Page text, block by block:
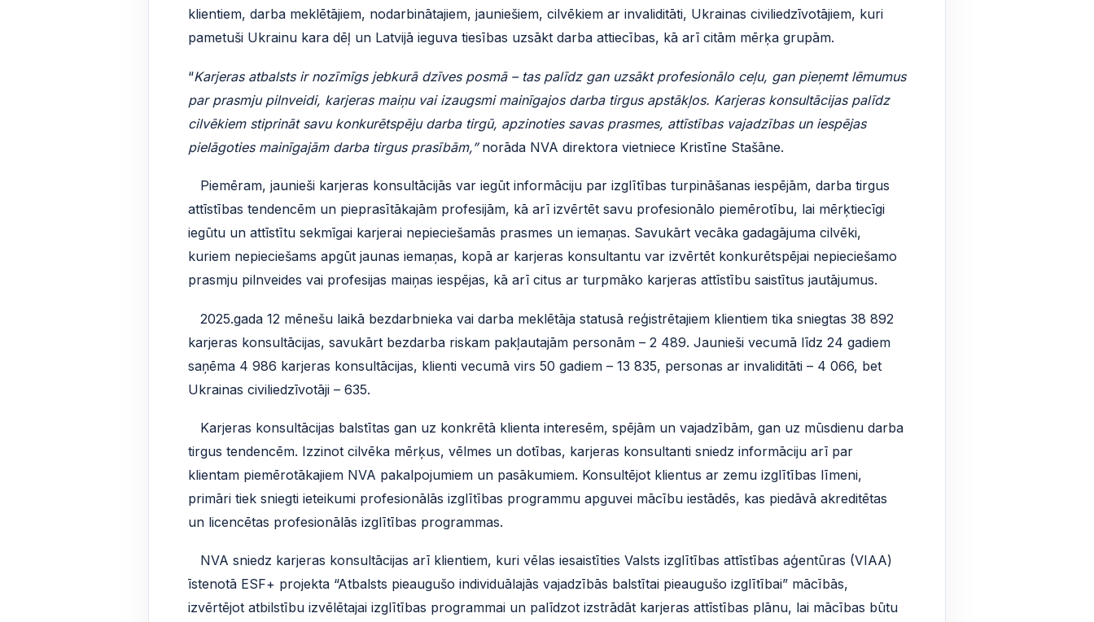
klientiem, darba meklētājiem, nodarbinātajiem, jauniešiem, cilvēkiem ar invaliditāti, Ukrainas civiliedzīvotājiem, kuri
pametuši Ukrainu kara dēļ un Latvijā ieguva tiesības uzsākt darba attiecības, kā arī citām mērķa grupām.
“Karjeras atbalsts ir nozīmīgs jebkurā dzīves posmā – tas palīdz gan uzsākt profesionālo ceļu, gan pieņemt lēmumus
par prasmju pilnveidi, karjeras maiņu vai izaugsmi mainīgajos darba tirgus apstākļos. Karjeras konsultācijas palīdz
cilvēkiem stiprināt savu konkurētspēju darba tirgū, apzinoties savas prasmes, attīstības vajadzības un iespējas
pielāgoties mainīgajām darba tirgus prasībām,”norāda NVA direktora vietniece Kristīne Stašāne.
Piemēram, jaunieši karjeras konsultācijās var iegūt informāciju par izglītības turpināšanas iespējām, darba tirgus
attīstības tendencēm un pieprasītākajām profesijām, kā arī izvērtēt savu profesionālo piemērotību, lai mērķtiecīgi
iegūtu un attīstītu sekmīgai karjerai nepieciešamās prasmes un iemaņas. Savukārt vecāka gadagājuma cilvēki,
kuriem nepieciešams apgūt jaunas iemaņas, kopā ar karjeras konsultantu var izvērtēt konkurētspējai nepieciešamo
prasmju pilnveides vai profesijas maiņas iespējas, kā arī citus ar turpmāko karjeras attīstību saistītus jautājumus.
2025.gada 12 mēnešu laikā bezdarbnieka vai darba meklētāja statusā reģistrētajiem klientiem tika sniegtas 38 892
karjeras konsultācijas, savukārt bezdarba riskam pakļautajām personām – 2 489. Jaunieši vecumā līdz 24 gadiem
saņēma 4 986 karjeras konsultācijas, klienti vecumā virs 50 gadiem – 13 835, personas ar invaliditāti – 4 066, bet
Ukrainas civiliedzīvotāji – 635.
Karjeras konsultācijas balstītas gan uz konkrētā klienta interesēm, spējām un vajadzībām, gan uz mūsdienu darba
tirgus tendencēm. Izzinot cilvēka mērķus, vēlmes un dotības, karjeras konsultanti sniedz informāciju arī par
klientam piemērotākajiem NVA pakalpojumiem un pasākumiem. Konsultējot klientus ar zemu izglītības līmeni,
primāri tiek sniegti ieteikumi profesionālās izglītības programmu apguvei mācību iestādēs, kas piedāvā akreditētas
un licencētas profesionālās izglītības programmas.
NVA sniedz karjeras konsultācijas arī klientiem, kuri vēlas iesaistīties Valsts izglītības attīstības aģentūras (VIAA)
īstenotā ESF+ projekta “Atbalsts pieaugušo individuālajās vajadzībās balstītai pieaugušo izglītībai” mācībās,
izvērtējot atbilstību izvēlētajai izglītības programmai un palīdzot izstrādāt karjeras attīstības plānu, lai mācības būtu